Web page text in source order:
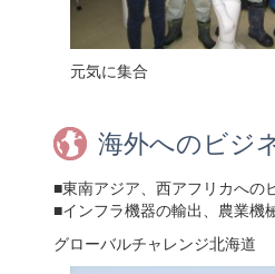
元気に集合
海外へのビジ
■東南アジア、西アフリカへの
■インフラ機器の輸出、農業機
グローバルチャレンジ北海道